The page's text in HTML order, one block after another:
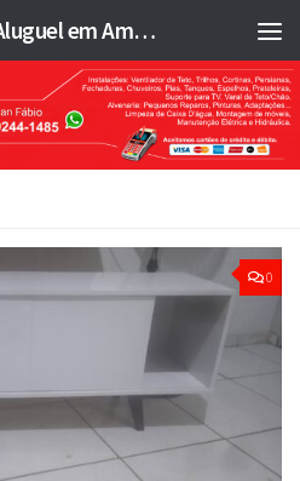
Jean Fabio - Marido de Aluguel em Americana SP e região - JFMA
0